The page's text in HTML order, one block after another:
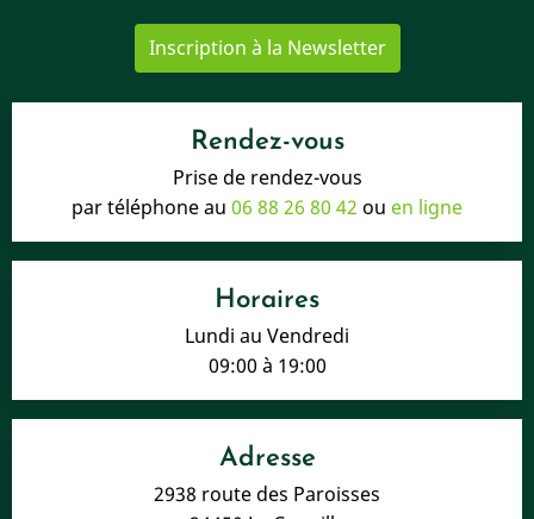
Inscription à la Newsletter
Rendez-vous
Prise de rendez-vous
par téléphone au 06 88 26 80 42 ou en ligne
Horaires
Lundi au Vendredi
09:00 à 19:00
Adresse
2938 route des Paroisses